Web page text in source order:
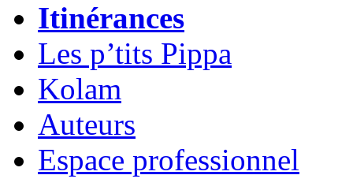
Itinérances
Les p’tits Pippa
Kolam
Auteurs
Espace professionnel